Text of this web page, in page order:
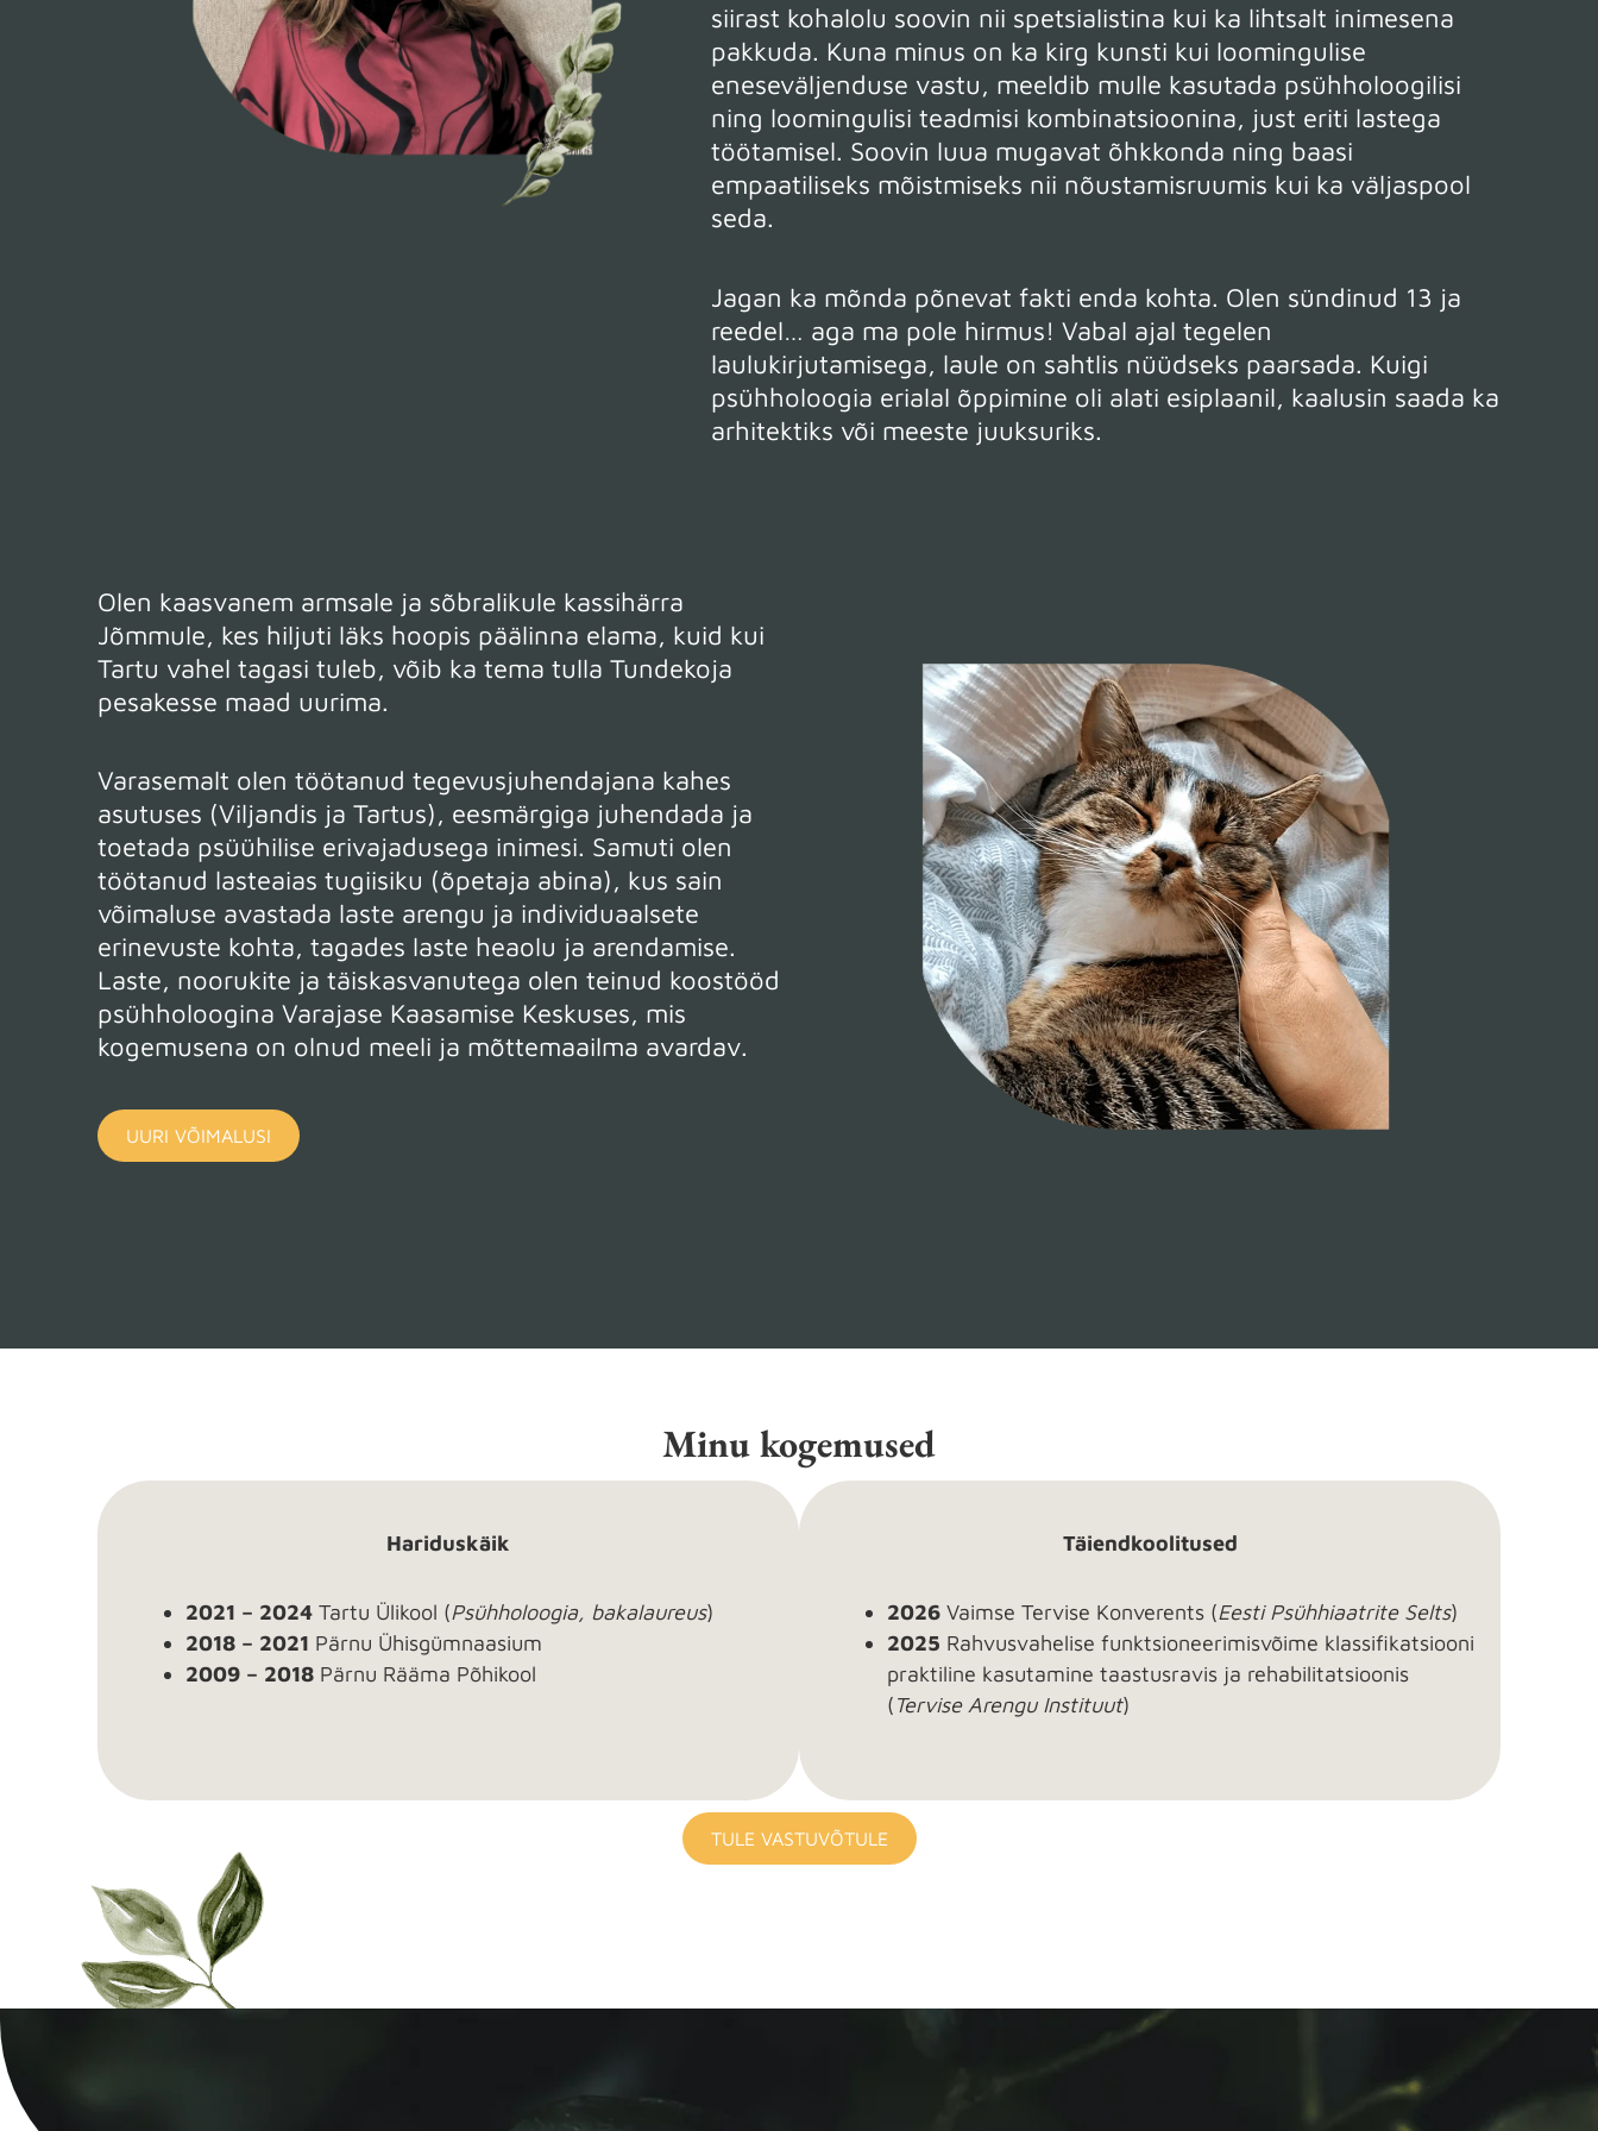
siirast kohalolu soovin nii spetsialistina kui ka lihtsalt inimesena
pakkuda. Kuna minus on ka kirg kunsti kui loomingulise
eneseväljenduse vastu, meeldib mulle kasutada psühholoogilisi
ning loomingulisi teadmisi kombinatsioonina, just eriti lastega
töötamisel. Soovin luua mugavat õhkkonda ning baasi
empaatiliseks mõistmiseks nii nõustamisruumis kui ka väljaspool
seda.
Jagan ka mõnda põnevat fakti enda kohta. Olen sündinud 13 ja
reedel… aga ma pole hirmus! Vabal ajal tegelen
laulukirjutamisega, laule on sahtlis nüüdseks paarsada. Kuigi
psühholoogia erialal õppimine oli alati esiplaanil, kaalusin saada ka
arhitektiks või meeste juuksuriks.
Olen kaasvanem armsale ja sõbralikule kassihärra
Jõmmule, kes hiljuti läks hoopis päälinna elama, kuid kui
Tartu vahel tagasi tuleb, võib ka tema tulla Tundekoja
pesakesse maad uurima.
Varasemalt olen töötanud tegevusjuhendajana kahes
asutuses (Viljandis ja Tartus), eesmärgiga juhendada ja
toetada psüühilise erivajadusega inimesi. Samuti olen
töötanud lasteaias tugiisiku (õpetaja abina), kus sain
võimaluse avastada laste arengu ja individuaalsete
erinevuste kohta, tagades laste heaolu ja arendamise.
Laste, noorukite ja täiskasvanutega olen teinud koostööd
psühholoogina Varajase Kaasamise Keskuses, mis
kogemusena on olnud meeli ja mõttemaailma avardav.
UURI VÕIMALUSI
Minu kogemused
Hariduskäik
2021 – 2024 Tartu Ülikool (Psühholoogia, bakalaureus)
2018 – 2021 Pärnu Ühisgümnaasium
2009 – 2018 Pärnu Rääma Põhikool
Täiendkoolitused
2026 Vaimse Tervise Konverents (Eesti Psühhiaatrite Selts)
2025 Rahvusvahelise funktsioneerimisvõime klassifikatsiooni
praktiline kasutamine taastusravis ja rehabilitatsioonis
(Tervise Arengu Instituut)
TULE VASTUVÕTULE